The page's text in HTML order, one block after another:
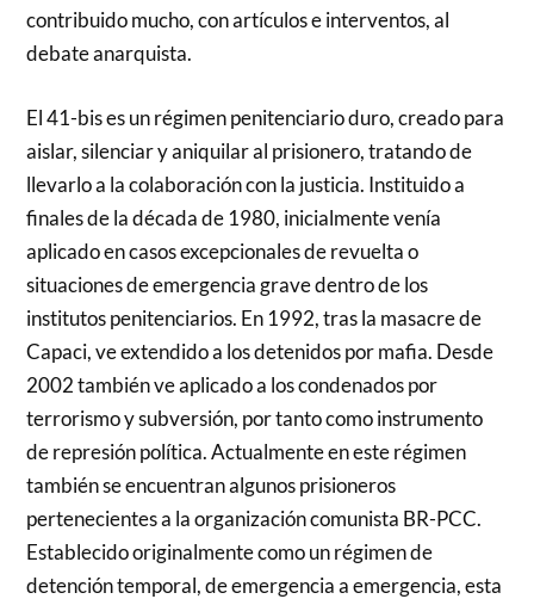
contribuido mucho, con artículos e interventos, al
debate anarquista.
El 41-bis es un régimen penitenciario duro, creado para
aislar, silenciar y aniquilar al prisionero, tratando de
llevarlo a la colaboración con la justicia. Instituido a
finales de la década de 1980, inicialmente venía
aplicado en casos excepcionales de revuelta o
situaciones de emergencia grave dentro de los
institutos penitenciarios. En 1992, tras la masacre de
Capaci, ve extendido a los detenidos por mafia. Desde
2002 también ve aplicado a los condenados por
terrorismo y subversión, por tanto como instrumento
de represión política. Actualmente en este régimen
también se encuentran algunos prisioneros
pertenecientes a la organización comunista BR-PCC.
Establecido originalmente como un régimen de
detención temporal, de emergencia a emergencia, esta